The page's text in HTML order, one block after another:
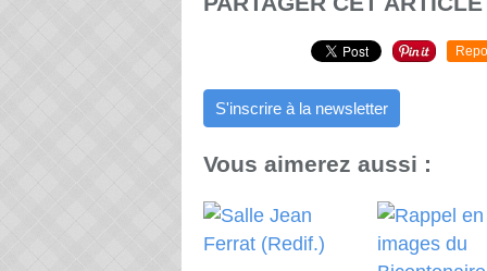
S'inscrire à la newsletter
Vous aimerez aussi :